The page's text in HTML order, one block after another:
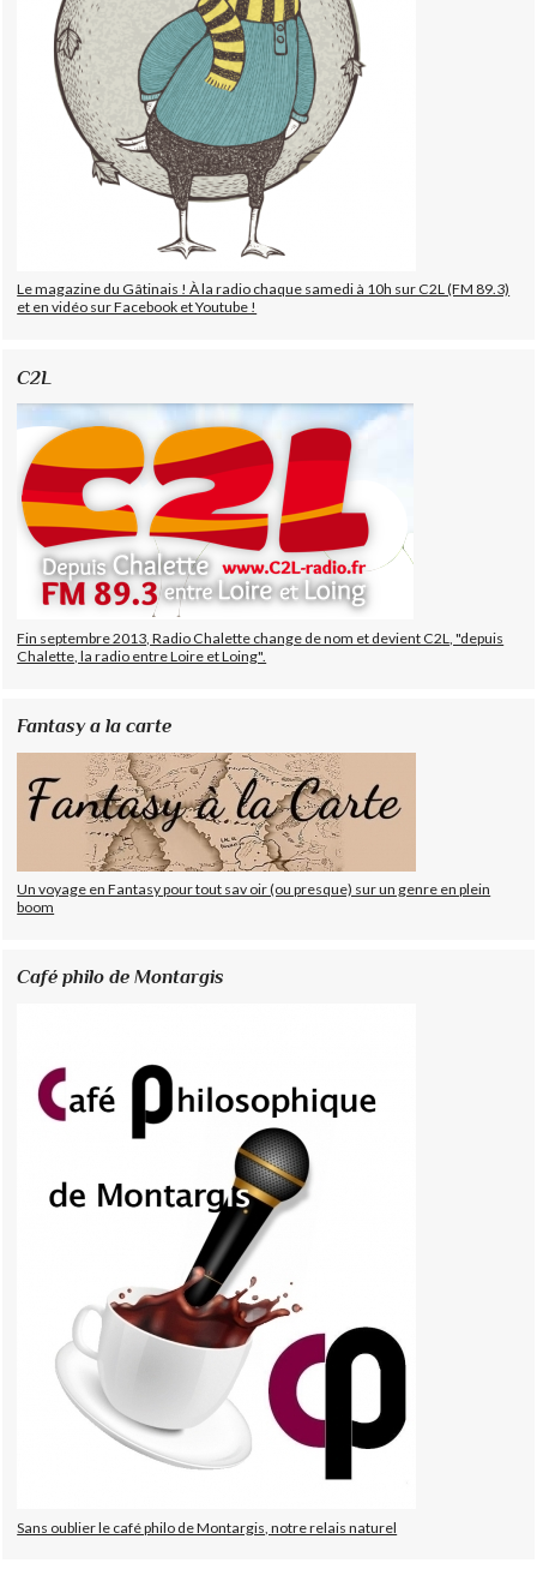
Le magazine du Gâtinais ! À la radio chaque samedi à 10h sur C2L (FM 89.3)
et en vidéo sur Facebook et Youtube !
C2L
Fin septembre 2013, Radio Chalette change de nom et devient C2L, "depuis
Chalette, la radio entre Loire et Loing".
Fantasy a la carte
Un voyage en Fantasy pour tout sav oir (ou presque) sur un genre en plein
boom
Café philo de Montargis
Sans oublier le café philo de Montargis, notre relais naturel